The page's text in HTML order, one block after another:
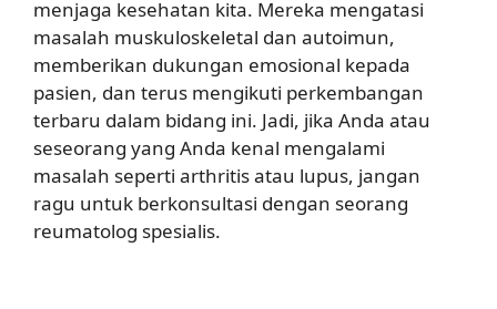
menjaga kesehatan kita. Mereka mengatasi
masalah muskuloskeletal dan autoimun,
memberikan dukungan emosional kepada
pasien, dan terus mengikuti perkembangan
terbaru dalam bidang ini. Jadi, jika Anda atau
seseorang yang Anda kenal mengalami
masalah seperti arthritis atau lupus, jangan
ragu untuk berkonsultasi dengan seorang
reumatolog spesialis.